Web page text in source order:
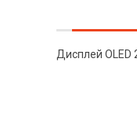
Дисплей OLED